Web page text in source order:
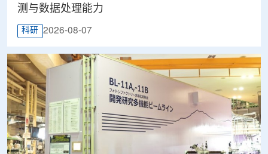
测与数据处理能力
科研 2026-08-07